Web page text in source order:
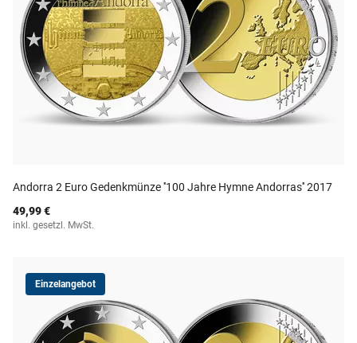
Andorra 2 Euro Gedenkmünze ''100 Jahre Hymne Andorras'' 2017
49,99 €
inkl. gesetzl. MwSt.
Einzelangebot